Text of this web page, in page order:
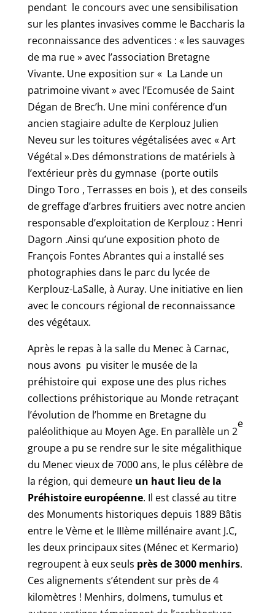
pendant le concours avec une sensibilisation
sur les plantes invasives comme le Baccharis la
reconnaissance des adventices : « les sauvages
de ma rue » avec l’association Bretagne
Vivante. Une exposition sur « La Lande un
patrimoine vivant » avec l’Ecomusée de Saint
Dégan de Brec’h. Une mini conférence d’un
ancien stagiaire adulte de Kerplouz Julien
Neveu sur les toitures végétalisées avec « Art
Végétal ».Des démonstrations de matériels à
l’extérieur près du gymnase (porte outils
Dingo Toro , Terrasses en bois ), et des conseils
de greffage d’arbres fruitiers avec notre ancien
responsable d’exploitation de Kerplouz : Henri
Dagorn .Ainsi qu’une exposition photo de
François Fontes Abrantes qui a installé ses
photographies dans le parc du lycée de
Kerplouz-LaSalle, à Auray. Une initiative en lien
avec le concours régional de reconnaissance
des végétaux.
Après le repas à la salle du Menec à Carnac,
nous avons pu visiter le musée de la
préhistoire qui expose une des plus riches
collections préhistorique au Monde retraçant
l’évolution de l’homme en Bretagne du
paléolithique au Moyen Age. En parallèle un 2
e
groupe a pu se rendre sur le site mégalithique
du Menec vieux de 7000 ans, le plus célèbre de
la région, qui demeure un haut lieu de la
Préhistoire européenne. Il est classé au titre
des Monuments historiques depuis 1889 Bâtis
entre le Vème et le IIIème millénaire avant J.C,
les deux principaux sites (Ménec et Kermario)
regroupent à eux seuls près de 3000 menhirs.
Ces alignements s’étendent sur près de 4
kilomètres ! Menhirs, dolmens, tumulus et